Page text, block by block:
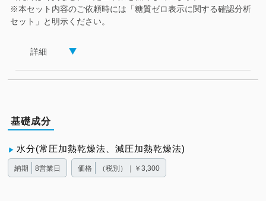
※本セット内容のご依頼時には「糖質ゼロ表示に関する確認分析
セット」と明示ください。
詳細
基礎成分
水分(常圧加熱乾燥法、減圧加熱乾燥法)
納期 8営業日 価格 （税別）｜￥3,300